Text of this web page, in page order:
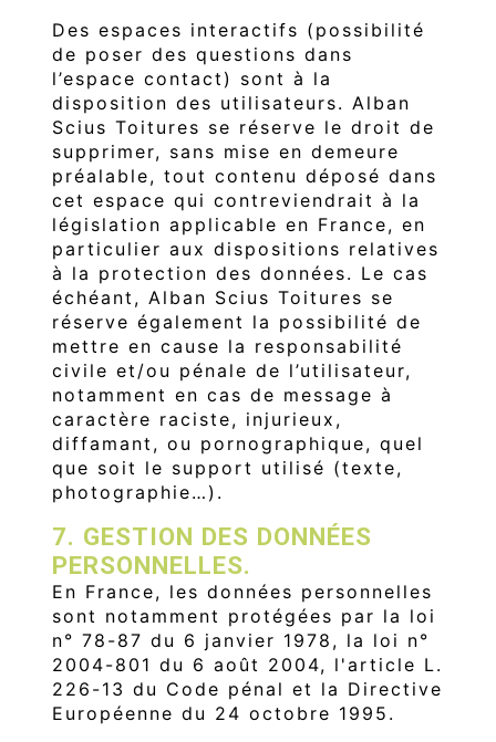
Des espaces interactifs (possibilité
de poser des questions dans
l’espace contact) sont à la
disposition des utilisateurs. Alban
Scius Toitures se réserve le droit de
supprimer, sans mise en demeure
préalable, tout contenu déposé dans
cet espace qui contreviendrait à la
législation applicable en France, en
particulier aux dispositions relatives
à la protection des données. Le cas
échéant, Alban Scius Toitures se
réserve également la possibilité de
mettre en cause la responsabilité
civile et/ou pénale de l’utilisateur,
notamment en cas de message à
caractère raciste, injurieux,
diffamant, ou pornographique, quel
que soit le support utilisé (texte,
photographie…).
7. GESTION DES DONNÉES
PERSONNELLES.
En France, les données personnelles
sont notamment protégées par la loi
n° 78-87 du 6 janvier 1978, la loi n°
2004-801 du 6 août 2004, l'article L.
226-13 du Code pénal et la Directive
Européenne du 24 octobre 1995.